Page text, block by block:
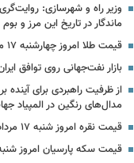
وزیر راه و شهرسازی:
ماندگار در تاریخ این مرز و
قیمت طلا امروز چهارشنبه ۱۷ مرداد ۱۴۰۵
بازار نفت‌جهانی روی توافق
از ظرفیت راهبردی برای آینده
مدال‌های رنگین در المپیاد
قیمت نقره امروز شنبه ۱۷ مرداد ۱۴۰۵ + جدول
قیمت سکه پارسیان امروز شنبه ۱۷ مرداد ۱۴۰۵ +